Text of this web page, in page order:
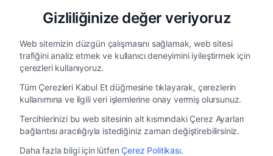
Servo Motor Değişimi
19 kW'lık dişli kutulu servo motor, aynı
enerji tüketimi ve daha kompakt
EMF Motor ile değiştirilebilir.
Gizliliğinize değer veriyoruz
Web sitemizin düzgün çalışmasını sağlamak, web sitesi
trafiğini analiz etmek ve kullanıcı deneyimini iyileştirmek için
çerezleri kullanıyoruz.
Tüm Çerezleri Kabul Et düğmesine tıklayarak, çerezlerin
kullanımına ve ilgili veri işlemlerine onay vermiş olursunuz.
Tercihlerinizi bu web sitesinin alt kısmındaki Çerez Ayarları
bağlantısı aracılığıyla istediğiniz zaman değiştirebilirsiniz.
Daha fazla bilgi için lütfen Çerez Politikası.